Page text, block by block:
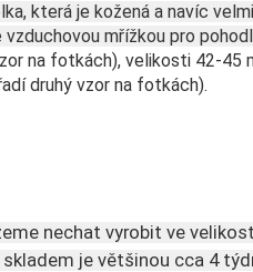
která je kožená a navíc
mřížkou pro
na fotkách), velikosti 42-45
druhý vzor na fotkách).
nechat vyrobit ve
je většinou cca 4